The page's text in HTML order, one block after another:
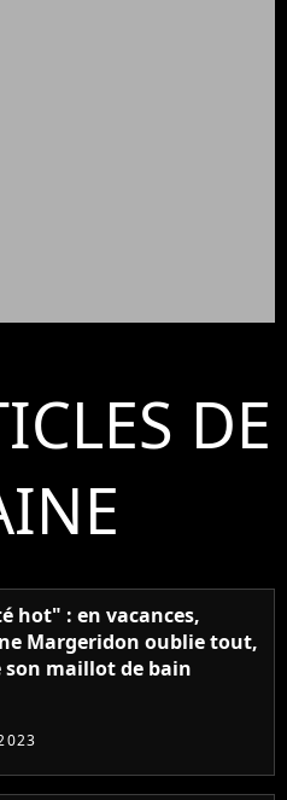
DE
hot" : en vacances,
Margeridon oublie tout,
son maillot de bain